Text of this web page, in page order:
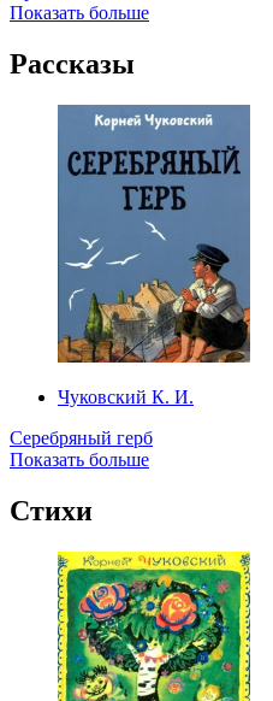
Показать больше
Рассказы
Чуковский К. И.
Серебряный герб
Показать больше
Стихи